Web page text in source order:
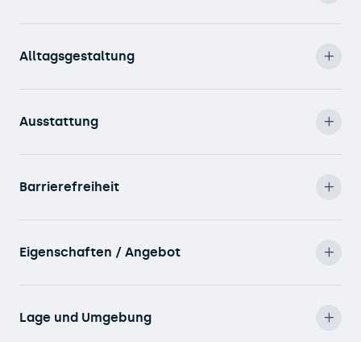
Alltagsgestaltung
Ausstattung
Barrierefreiheit
Eigenschaften / Angebot
Lage und Umgebung